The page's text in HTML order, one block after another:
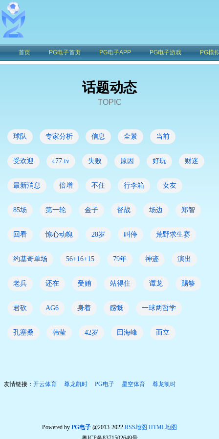
首页 PG电子首页 PG电子APP PG电子游戏 PG模
话题动态
TOPIC
球队 专家分析 信息 全景 当前
受欢迎 c77.tv 失败 原因 好玩 财迷
最新消息 倍增 不住 行李箱 女友
85场 第一轮 金子 督战 场边 郑智
回看 惊心动魄 28岁 叫停 荒野求生赛
约基奇单场 56+16+15 79年 神迹 演出
老兵 还在 受贿 站得住 谭龙 踢够
君砍 AG6 身着 感慨 一球两哲学
孔塞桑 韩莹 42岁 田海峰 而立
友情链接： 开云体育 尊龙凯时 PG电子 星空体育 尊龙凯时
Powered by PG电子 @2013-2022 RSS地图 HTML地图